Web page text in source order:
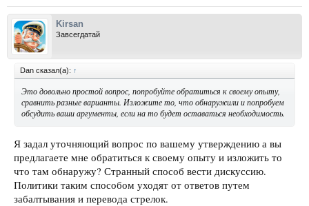
Kirsan
Завсегдатай
Dan сказал(а): ↑
Это довольно простой вопрос, попробуйте обратиться к своему опыту,
сравнить разные варианты. Изложите то, что обнаружили и попробуем
обсудить ваши аргументы, если на то будет оставаться необходимость.
Я задал уточняющий вопрос по вашему утверждению а вы
предлагаете мне обратиться к своему опыту и изложить то
что там обнаружу? Странный способ вести дискуссию.
Политики таким способом уходят от ответов путем
забалтывания и перевода стрелок.